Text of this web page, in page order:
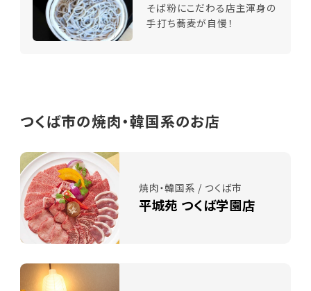
そば粉にこだわる店主渾身の
手打ち蕎麦が自慢！
つくば市の焼肉・韓国系のお店
焼肉・韓国系 / つくば市
平城苑 つくば学園店